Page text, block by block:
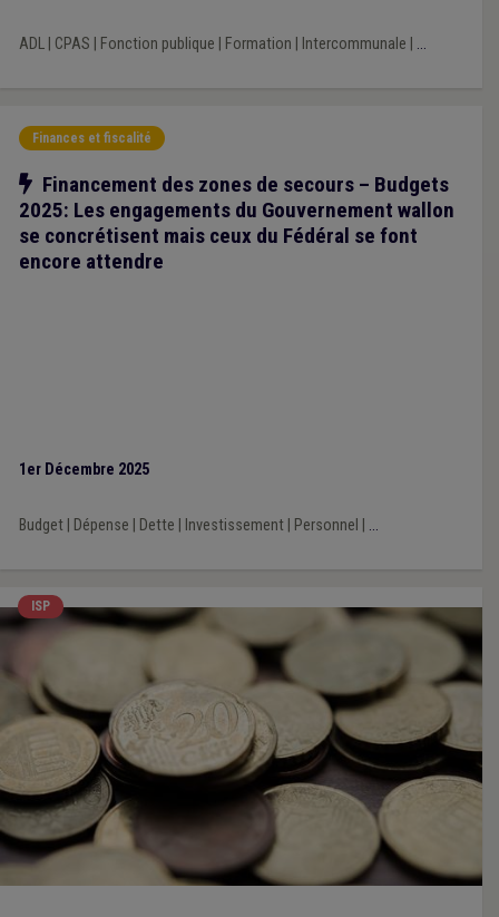
nouveau modèle de règlement de télétravail.
ADL| CPAS Fonction publique Formation Intercommunale ...
Finances et fiscalité
Notre action
Financement des zones de secours – Budgets
2025: Les engagements du Gouvernement wallon
se concrétisent mais ceux du Fédéral se font
encore attendre
1er Décembre 2025
Budget| Dépense Dette Investissement| Personnel ...
ISP